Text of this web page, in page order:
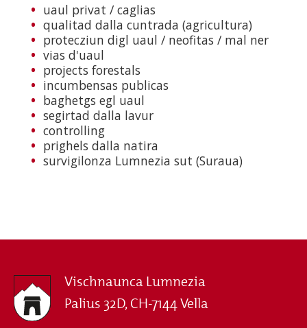
uaul privat / caglias
qualitad dalla cuntrada (agricultura)
protecziun digl uaul / neofitas / mal ner
vias d'uaul
projects forestals
incumbensas publicas
baghetgs egl uaul
segirtad dalla lavur
controlling
prighels dalla natira
survigilonza Lumnezia sut (Suraua)
Vischnaunca Lumnezia
Palius 32D, CH-7144 Vella